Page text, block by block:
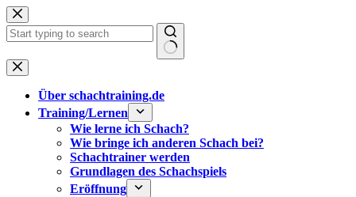
Zum
Inhalt
springen
Keine
Ergebnisse
Über schachtraining.de
Training/Lernen
Wie lerne ich Schach?
Wie bringe ich anderen Schach bei?
Schachtrainer werden
Grundlagen des Schachspiels
Eröffnung